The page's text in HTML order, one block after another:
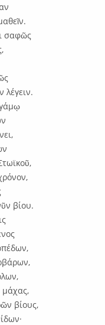
σαφῶς
λέγειν.
βίου.
μάχας,
βίους,